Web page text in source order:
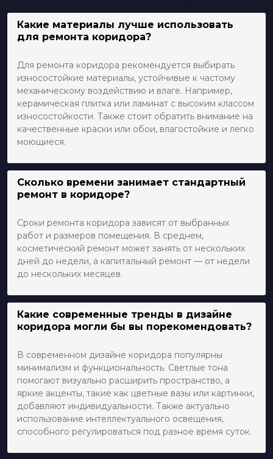
Какие материалы лучше использовать
для ремонта коридора?
Для ремонта коридора рекомендуется выбирать
износостойкие материалы, устойчивые к частому
механическому воздействию и влаге. Например,
керамическая плитка или ламинат с высоким классом
износостойкости. Также стоит обратить внимание на
качественные краски или обои, влагостойкие и легко
моющиеся.
Сколько времени занимает стандартный
ремонт в коридоре?
Сроки ремонта коридора зависят от выбранных
работ и размеров помещения. В среднем,
косметический ремонт может занять от нескольких
дней до недели, а капитальный ремонт — от недели
до нескольких месяцев.
Какие современные тренды в дизайне
коридора могли бы вы порекомендовать?
В современном дизайне коридора популярны
минимализм и функциональность. Светлые тона
помогают визуально расширить пространство, а
яркие акценты, такие как цветные вазы или картинки,
добавляют индивидуальности. Также актуально
использование интеллектуального освещения,
способного регулироваться под разное время суток.